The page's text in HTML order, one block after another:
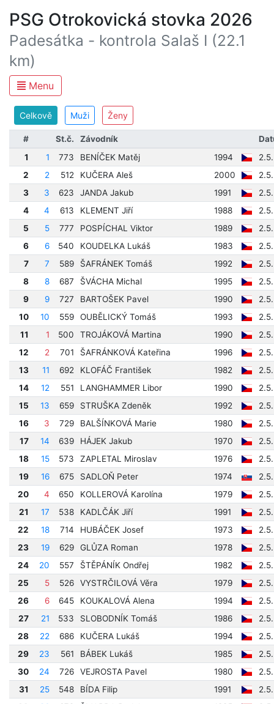
PSG Otrokovická stovka 2026
Padesátka - kontrola Salaš I (22.1
km)
Menu
Celkově Muži Ženy
# St.č. Závodník
1
1 773 BENÍČEK Matěj 1994
2
2 512 KUČERA Aleš 2000
3
3 623 JANDA Jakub 1991
4
4 613 KLEMENT Jiří 1988
5
5 777 POSPÍCHAL Viktor 1989
6
6 540 KOUDELKA Lukáš 1983
7
7 589 ŠAFRÁNEK Tomáš 1992
8
8 687 ŠVÁCHA Michal 1995
9
9 727 BARTOŠEK Pavel 1990
10
10 559 OUBĚLICKÝ Tomáš 1993
11
1 500 TROJÁKOVÁ Martina 1990
12
2 701 ŠAFRÁNKOVÁ Kateřina 1996
13
11 692 KLOFÁČ František 1982
14
12 551 LANGHAMMER Libor 1990
15
13 659 STRUŠKA Zdeněk 1992
16
3 729 BALŠÍNKOVÁ Marie 1980
17
14 639 HÁJEK Jakub 1970
18
15 573 ZAPLETAL Miroslav 1976
19
16 675 SADLOŇ Peter 1974
20
4 650 KOLLEROVÁ Karolína 1979
21
17 538 KADLČÁK Jiří 1991
22
18 714 HUBÁČEK Josef 1973
23
19 629 GLŮZA Roman 1978
24
20 557 ŠTĚPÁNÍK Ondřej 1982
25
5 526 VYSTRČILOVÁ Věra 1979
26
6 645 KOUKALOVÁ Alena 1994
27
21 533 SLOBODNÍK Tomáš 1986
28
22 686 KUČERA Lukáš 1994
29
23 561 BÁBEK Lukáš 1985
30
24 726 VEJROSTA Pavel 1980
31
25 548 BÍDA Filip 1991